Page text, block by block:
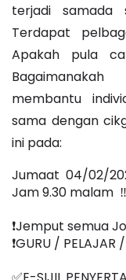
terjadi samada
Terdapat
Apakah pula
membantu
sama dengan
ini pada:
Jumaat  04/02/
Jam 9.30 malam
❗️Jemput semua
❗️GURU / PELAJAR